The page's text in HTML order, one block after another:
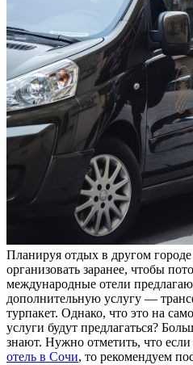
Планируя отдых в другом
организовать заранее, чтобы
международные отели
дополнительную услугу —
турпакет. Однако, что это на
услуги будут предлагаться?
знают. Нужно отметить, что если
отель в Сочи, то рекомендуем